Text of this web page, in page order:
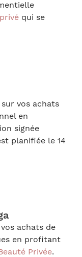
qui se
vos achats
en
signée
planifiée le 14
achats de
en profitant
Privée.